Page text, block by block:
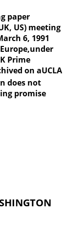
paper
US) meeting
6, 1991
Prime
on aUCLA
does not
promise